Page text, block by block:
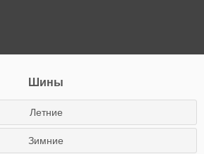
Шины
Летние
Зимние